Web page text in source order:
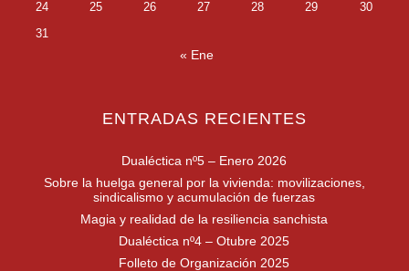
24
25 26 27 28 29
30
31
« Ene
ENTRADAS RECIENTES
Dualéctica nº5 – Enero 2026
Sobre la huelga general por la vivienda: movilizaciones,
sindicalismo y acumulación de fuerzas
Magia y realidad de la resiliencia sanchista
Dualéctica nº4 – Otubre 2025
Folleto de Organización 2025